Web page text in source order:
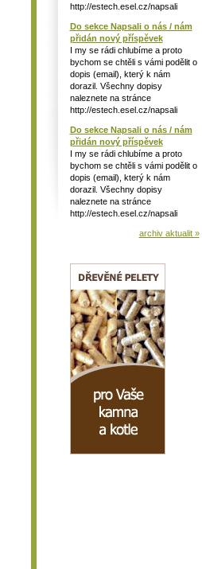
http://estech.esel.cz/napsali
Do sekce Napsali o nás / nám
přidán nový příspěvek
I my se rádi chlubíme a proto
bychom se chtěli s vámi podělit o
dopis (email), který k nám
dorazil. Všechny dopisy
naleznete na stránce
http://estech.esel.cz/napsali
Do sekce Napsali o nás / nám
přidán nový příspěvek
I my se rádi chlubíme a proto
bychom se chtěli s vámi podělit o
dopis (email), který k nám
dorazil. Všechny dopisy
naleznete na stránce
http://estech.esel.cz/napsali
archiv aktualit »